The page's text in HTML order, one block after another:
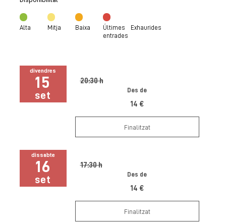
Alta Mitja Baixa
Últimes
entrades
Exhaurides
divendres
15
set
20:30 h
Des de
14 €
Finalitzat
dissabte
16
set
17:30 h
Des de
14 €
Finalitzat